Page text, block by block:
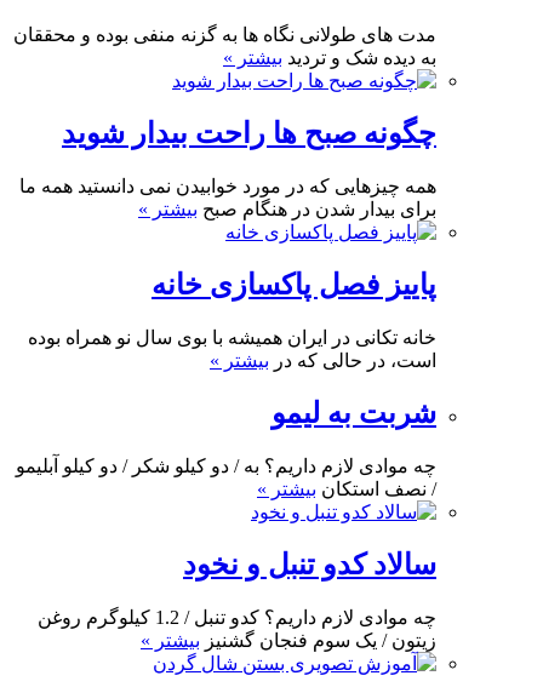
مدت های طولانی نگاه ها به گزنه منفی بوده و محققان
به دیده شک و تردید بیشتر »
چگونه صبح ها راحت بیدار شوید
همه چیزهایی که در مورد خوابیدن نمی دانستید همه ما
برای بیدار شدن در هنگام صبح بیشتر »
پاییز فصل پاکسازی خانه
خانه تکانی در ایران همیشه با بوی سال نو همراه بوده
است، در حالی که در بیشتر »
شربت به لیمو
چه موادی لازم داریم؟ به / دو کیلو شکر / دو کیلو آبلیمو
/ نصف استکان بیشتر »
سالاد کدو تنبل و نخود
چه موادی لازم داریم؟ کدو تنبل / 1.2 کیلوگرم روغن
زیتون / یک سوم فنجان گشنیز بیشتر »